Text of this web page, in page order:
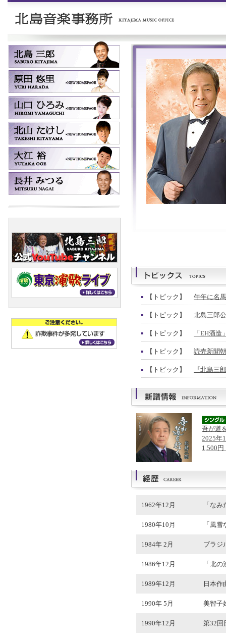
【トピック】 午年に名
【トピック】 北島三郎
【トピック】 「EH酒
【トピック】 読売新聞
【トピック】 『北島三
吾が道
2025年
1,500
1962年12月 「な
1980年10月 「風
1984年 2月 ブラジ
1986年12月 「北
1989年12月 日本作
1990年 5月 美智子
1990年12月 第32回